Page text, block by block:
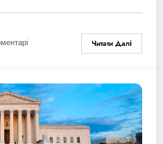
Читати Далі